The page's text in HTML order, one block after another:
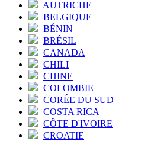
AUTRICHE
BELGIQUE
BÉNIN
BRÉSIL
CANADA
CHILI
CHINE
COLOMBIE
CORÉE DU SUD
COSTA RICA
CÔTE D'IVOIRE
CROATIE